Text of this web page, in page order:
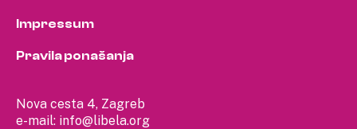
Nova cesta 4, Zagreb
e-mail: info@libela.org
Impressum
Pravila ponašanja